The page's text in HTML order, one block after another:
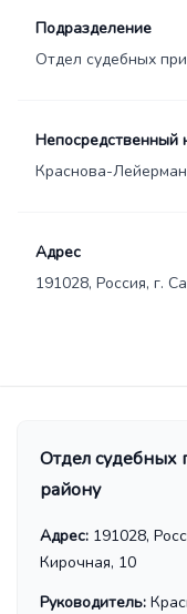
Подразделение
Отдел судебных
Непосредственный
Краснова-
Адрес
191028, Россия, г.
Отдел судебных
району
Адрес: 191028,
Кирочная, 10
Руководитель: